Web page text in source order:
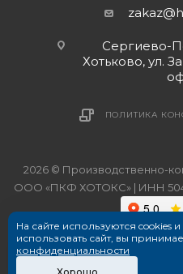
Сергиево-
Хотьково, ул.
ПОЛИТИКА
2026 © Производственно-
ООО «ПКФ ХОТОКС» | ИНН
На сайте используются cookies
использовать сайт, вы
конфиденциальности